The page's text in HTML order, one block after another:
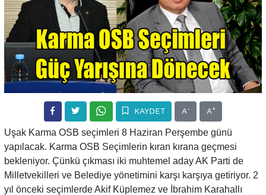
KAYDET A- A+
Uşak Karma OSB seçimleri 8 Haziran Perşembe günü
yapılacak. Karma OSB Seçimlerin kıran kırana geçmesi
bekleniyor. Çünkü çıkması iki muhtemel aday AK Parti de
Milletvekilleri ve Belediye yönetimini karşı karşıya getiriyor. 2
yıl önceki seçimlerde Akif Küplemez ve İbrahim Karahallı